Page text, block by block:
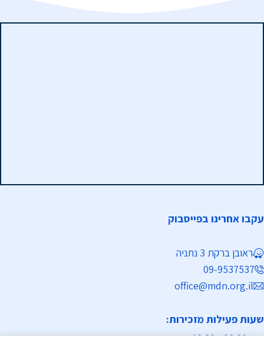
עקבו אחרינו בפייסבוק
ראובן ברקת 3 נתניה
09-9537537
office@mdn.org.il
שעות פעילות מזכירות: